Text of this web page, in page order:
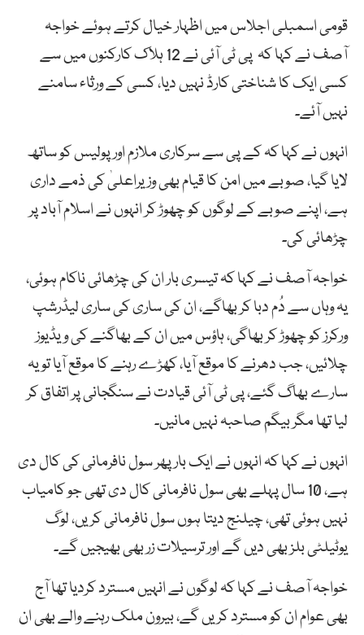
قومی اسمبلی اجلاس میں اظہار خیال کرتے ہوئے خواجہ
آصف نے کہا کہ پی ٹی آئی نے 12 ہلاک کارکنوں میں سے
کسی ایک کا شناختی کارڈ نہیں دیا، کسی کے ورثاء سامنے
نہیں آئے۔
انہوں نے کہا کہ کے پی سے سرکاری ملازم اور پولیس کو ساتھ
لایا گیا، صوبے میں امن کا قیام بھی وزیراعلیٰ کی ذمے داری
ہے، اپنے صوبے کے لوگوں کو چھوڑ کر انہوں نے اسلام آباد پر
چڑھائی کی۔
خواجہ آصف نے کہا کہ تیسری بار ان کی چڑھائی ناکام ہوئی،
یہ وہاں سے دُم دبا کر بھاگے، ان کی ساری کی ساری لیڈرشپ
ورکرز کو چھوڑ کر بھاگی، ہاؤس میں ان کے بھاگنے کی ویڈیوز
چلائیں، جب دھرنے کا موقع آیا، کھڑے رہنے کا موقع آیا تو یہ
سارے بھاگ گئے، پی ٹی آئی قیادت نے سنگجانی پر اتفاق کر
لیا تھا مگر بیگم صاحبہ نہیں مانیں۔
انہوں نے کہا کہ انہوں نے ایک بار پھر سول نافرمانی کی کال دی
ہے، 10 سال پہلے بھی سول نافرمانی کال دی تھی جو کامیاب
نہیں ہوئی تھی، چیلنج دیتا ہوں سول نافرمانی کریں، لوگ
یوٹیلٹی بلز بھی دیں گے اور ترسیلات زر بھی بھیجیں گے۔
خواجہ آصف نے کہا کہ لوگوں نے انہیں مسترد کردیا تھا آج
بھی عوام ان کو مسترد کریں گے، بیرون ملک رہنے والے بھی ان